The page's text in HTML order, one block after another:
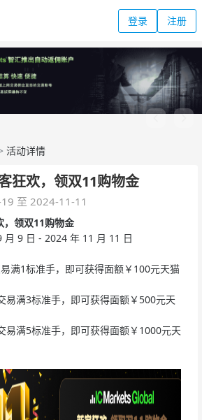
登录 注册
活动详情
狂欢，领双11购物金
至 2024-11-11
，领双11购物金
月 9 日 - 2024 年 11 月 11 日
满1标准手，即可获得面额￥100元天猫
易满3标准手，即可获得面额￥500元天
易满5标准手，即可获得面额￥1000元天